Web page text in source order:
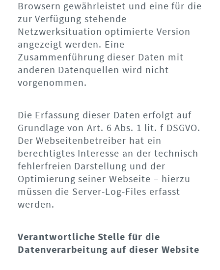
Browsern gewährleistet und eine für die
zur Verfügung stehende
Netzwerksituation optimierte Version
angezeigt werden. Eine
Zusammenführung dieser Daten mit
anderen Datenquellen wird nicht
vorgenommen.
Die Erfassung dieser Daten erfolgt auf
Grundlage von Art. 6 Abs. 1 lit. f DSGVO.
Der Webseitenbetreiber hat ein
berechtigtes Interesse an der technisch
fehlerfreien Darstellung und der
Optimierung seiner Webseite – hierzu
müssen die Server-Log-Files erfasst
werden.
Verantwortliche Stelle für die
Datenverarbeitung auf dieser Website